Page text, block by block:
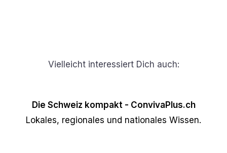
Vielleicht interessiert Dich auch:
Die Schweiz kompakt - ConvivaPlus.ch
Lokales, regionales und nationales Wissen.